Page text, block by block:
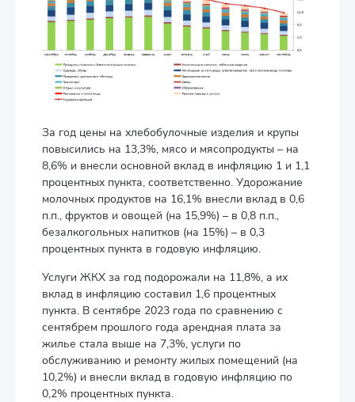
За год цены на хлебобулочные изделия и крупы
повысились на 13,3%, мясо и мясопродукты – на
8,6% и внесли основной вклад в инфляцию 1 и 1,1
процентных пункта, соответственно. Удорожание
молочных продуктов на 16,1% внесли вклад в 0,6
п.п., фруктов и овощей (на 15,9%) – в 0,8 п.п.,
безалкогольных напитков (на 15%) – в 0,3
процентных пункта в годовую инфляцию.
Услуги ЖКХ за год подорожали на 11,8%, а их
вклад в инфляцию составил 1,6 процентных
пункта. В сентябре 2023 года по сравнению с
сентябрем прошлого года арендная плата за
жилье стала выше на 7,3%, услуги по
обслуживанию и ремонту жилых помещений (на
10,2%) и внесли вклад в годовую инфляцию по
0,2% процентных пункта.